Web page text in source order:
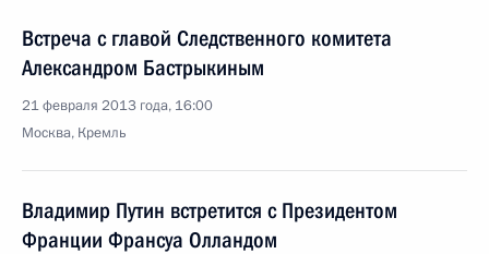
Встреча с главой Следственного комитета
Александром Бастрыкиным
21 февраля 2013 года, 16:00
Москва, Кремль
Владимир Путин встретится с Президентом
Франции Франсуа Олландом